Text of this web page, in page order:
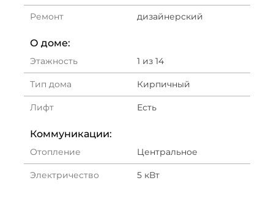
Ремонт дизайнерский
О доме:
Этажность 1 из 14
Тип дома Кирпичный
Лифт Есть
Коммуникации:
Отопление Центральное
Электричество 5 кВт